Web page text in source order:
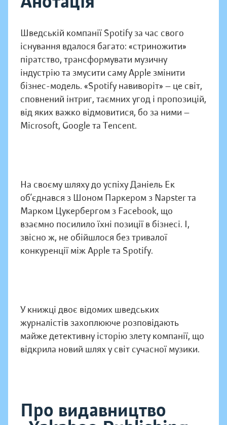
Шведській компанії Spotify за час свого
існування вдалося багато: «стриножити»
піратство, трансформувати музичну
індустрію та змусити саму Apple змінити
бізнес-модель. «Spotify навиворіт» — це світ,
сповнений інтриг, таємних угод і пропозицій,
від яких важко відмовитися, бо за ними —
Microsoft, Google та Tencent.
На своєму шляху до успіху Даніель Ек
об’єднався з Шоном Паркером з Napster та
Марком Цукербергом з Facebook, що
взаємно посилило їхні позиції в бізнесі. І,
звісно ж, не обійшлося без тривалої
конкуренції між Apple та Spotify.
У книжці двоє відомих шведських
журналістів захоплююче розповідають
майже детективну історію злету компанії, що
відкрила новий шлях у світ сучасної музики.
Про видавництво